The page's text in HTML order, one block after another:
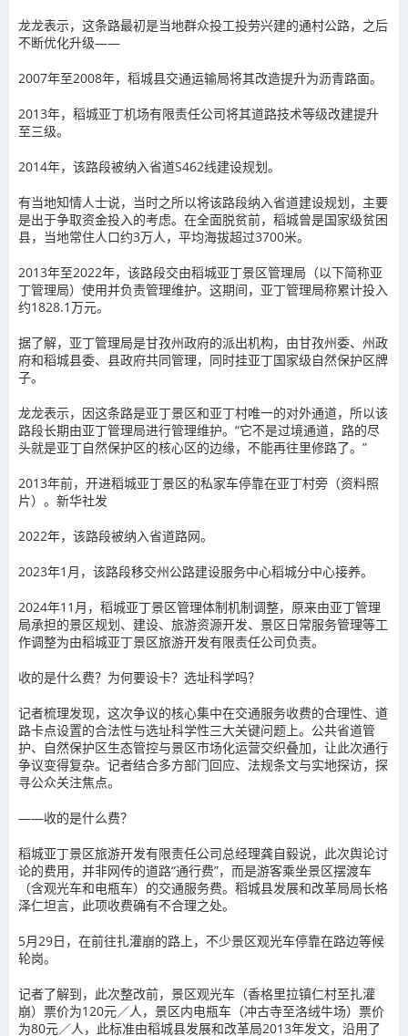
龙龙表示，这条路最初是当地群众投工投劳兴建的通村公路，之后
不断优化升级——
2007年至2008年，稻城县交通运输局将其改造提升为沥青路面。
2013年，稻城亚丁机场有限责任公司将其道路技术等级改建提升
至三级。
2014年，该路段被纳入省道S462线建设规划。
有当地知情人士说，当时之所以将该路段纳入省道建设规划，主要
是出于争取资金投入的考虑。在全面脱贫前，稻城曾是国家级贫困
县，当地常住人口约3万人，平均海拔超过3700米。
2013年至2022年，该路段交由稻城亚丁景区管理局（以下简称亚
丁管理局）使用并负责管理维护。这期间，亚丁管理局称累计投入
约1828.1万元。
据了解，亚丁管理局是甘孜州政府的派出机构，由甘孜州委、州政
府和稻城县委、县政府共同管理，同时挂亚丁国家级自然保护区牌
子。
龙龙表示，因这条路是亚丁景区和亚丁村唯一的对外通道，所以该
路段长期由亚丁管理局进行管理维护。“它不是过境通道，路的尽
头就是亚丁自然保护区的核心区的边缘，不能再往里修路了。”
2013年前，开进稻城亚丁景区的私家车停靠在亚丁村旁（资料照
片）。新华社发
2022年，该路段被纳入省道路网。
2023年1月，该路段移交州公路建设服务中心稻城分中心接养。
2024年11月，稻城亚丁景区管理体制机制调整，原来由亚丁管理
局承担的景区规划、建设、旅游资源开发、景区日常服务管理等工
作调整为由稻城亚丁景区旅游开发有限责任公司负责。
收的是什么费？为何要设卡？选址科学吗？
记者梳理发现，这次争议的核心集中在交通服务收费的合理性、道
路卡点设置的合法性与选址科学性三大关键问题上。公共省道管
护、自然保护区生态管控与景区市场化运营交织叠加，让此次通行
争议变得复杂。记者结合多方部门回应、法规条文与实地探访，探
寻公众关注焦点。
——收的是什么费？
稻城亚丁景区旅游开发有限责任公司总经理龚自毅说，此次舆论讨
论的费用，并非网传的道路“通行费”，而是游客乘坐景区摆渡车
（含观光车和电瓶车）的交通服务费。稻城县发展和改革局局长格
泽仁坦言，此项收费确有不合理之处。
5月29日，在前往扎灌崩的路上，不少景区观光车停靠在路边等候
轮岗。
记者了解到，此次整改前，景区观光车（香格里拉镇仁村至扎灌
崩）票价为120元／人，景区内电瓶车（冲古寺至洛绒牛场）票价
为80元／人，此标准由稻城县发展和改革局2013年发文，沿用了